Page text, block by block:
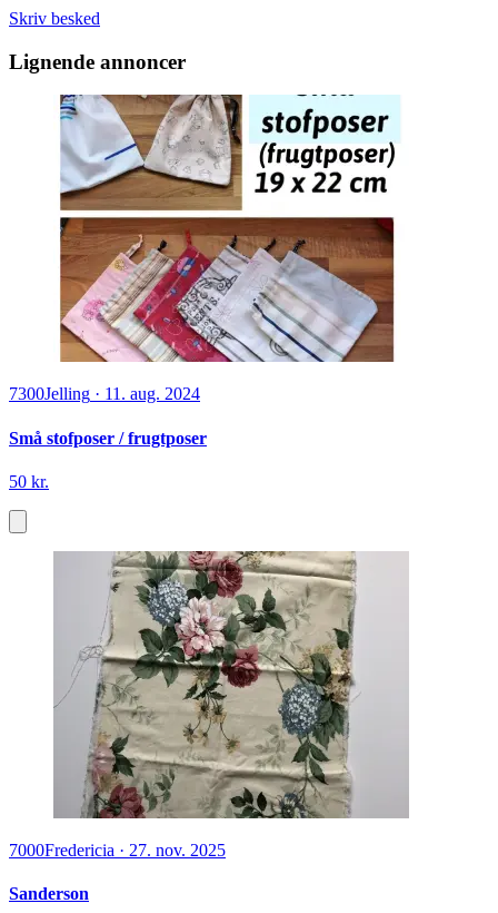
Skriv besked
Lignende annoncer
7300Jelling · 11. aug. 2024
Små stofposer / frugtposer
50 kr.
7000Fredericia · 27. nov. 2025
Sanderson